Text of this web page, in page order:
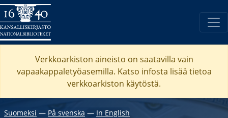
Verkkoarkiston aineisto on saatavilla vain
vapaakappaletyöasemilla. Katso infosta lisää tietoa
verkkoarkiston käytöstä.
Suomeksi ― På svenska ― In English